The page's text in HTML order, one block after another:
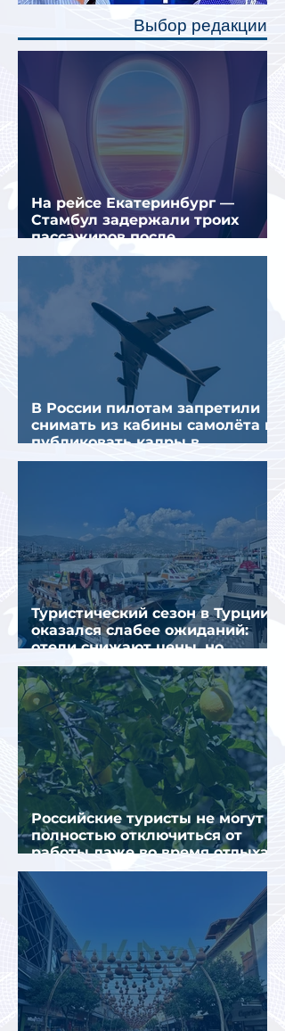
полку во время сна или отдыха,
Выбор редакции
На рейсе Екатеринбург —
Стамбул задержали троих
пассажиров после
предполагаемой серии краж
В России пилотам запретили
снимать из кабины самолёта и
публиковать кадры в
интернете
Туристический сезон в Турции
оказался слабее ожиданий:
отели снижают цены, но
загрузка остается низкой
Российские туристы не могут
полностью отключиться от
работы даже во время отдыха
в Турции